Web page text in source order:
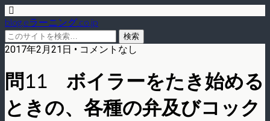
blog.eラーニング.co.jp
2017年2月21日 • コメントなし
問11 ボイラーをたき始める
ときの、各種の弁及びコック